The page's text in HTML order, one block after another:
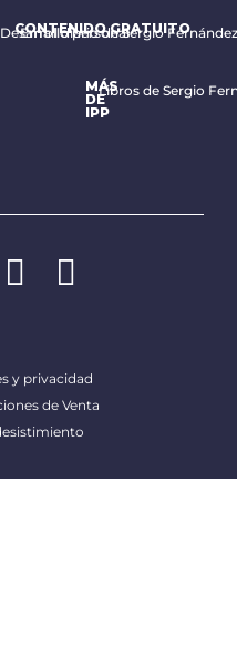
Desarrollo personal
CONTENIDO GRATUITO
Email diario de Sergio Fernández
MÁS
DE
IPP
Libros de Sergio
y privacidad
de Venta